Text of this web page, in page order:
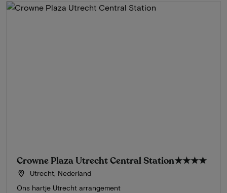
Crowne Plaza Utrecht Central Station★★★★
Utrecht, Nederland
Ons hartje Utrecht arrangement